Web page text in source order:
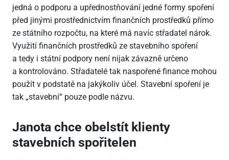
jedná o podporu a upřednostňování jedné formy spoření
před jinými prostřednictvím finančních prostředků přímo
ze státního rozpočtu, na které má navíc střadatel nárok.
Využití finančních prostředků ze stavebního spoření
a tedy i státní podpory není nijak závazně určeno
a kontrolováno. Střadatelé tak naspořené finance mohou
použít v podstatě na jakýkoliv účel. Stavební spoření je
tak „stavební“ pouze podle názvu.
Janota chce obelstít klienty
stavebních spořitelen